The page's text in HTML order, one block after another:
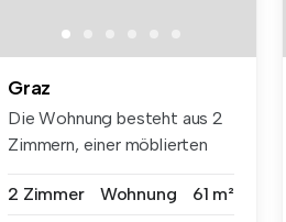
Graz
Die Wohnung besteht aus 2
Zimmern, einer möblierten
2 Zimmer
Wohnung 61 m²